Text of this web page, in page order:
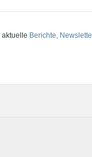
aktuelle Berichte,